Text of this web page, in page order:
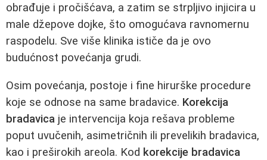
obrađuje i pročišćava, a zatim se strpljivo injicira u
male džepove dojke, što omogućava ravnomernu
raspodelu. Sve više klinika ističe da je ovo
budućnost povećanja grudi.
Osim povećanja, postoje i fine hirurške procedure
koje se odnose na same bradavice. Korekcija
bradavica je intervencija koja rešava probleme
poput uvučenih, asimetričnih ili prevelikih bradavica,
kao i preširokih areola. Kod korekcije bradavica